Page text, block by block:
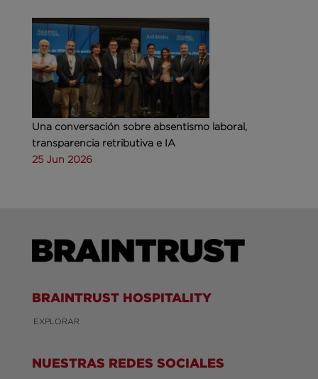
Una conversación sobre absentismo laboral,
transparencia retributiva e IA
25 Jun 2026
BRAINTRUST HOSPITALITY
EXPLORAR
NUESTRAS REDES SOCIALES